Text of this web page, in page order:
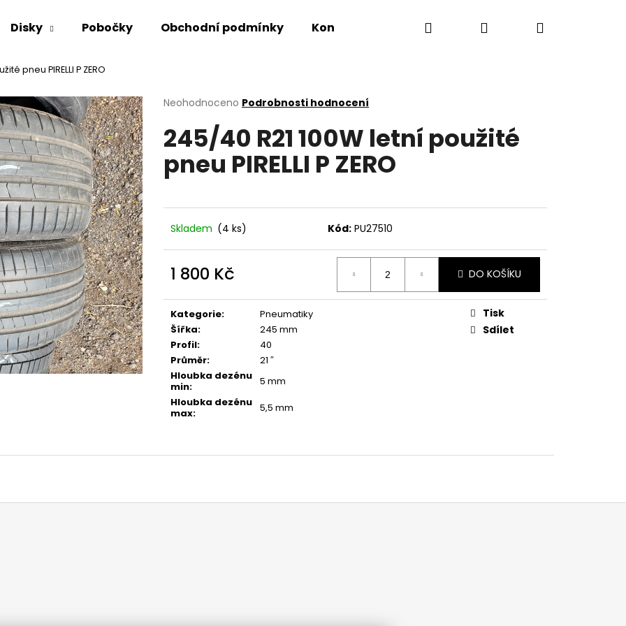
Disky Pobočky Obchodní podmínky Kontakty Hledat PřihlášeníNákupní
pneu PIRELLI P ZERO
Průměrné
produktu
je
5
Neohodnoceno Podrobnosti hodnocení
245/40 R21 100W letní použité
pneu PIRELLI P ZERO
Skladem (4 ks) Kód: PU27510
1 800 Kč
cena:
DO KOŠÍKU
Kategorie:
Pneumatiky
Šířka:
245 mm
Profil:
40
Průměr:
21 ″
Hloubka dezénu
min:
5 mm
Hloubka dezénu
max: 5,5 mm
Tisk
Sdílet
Co potřebujete najít?
HLEDAT
Doporučujeme